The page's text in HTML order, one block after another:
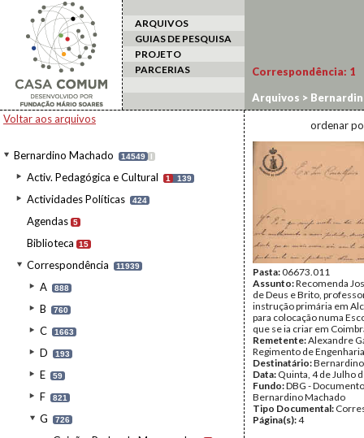
ARQUIVOS
GUIAS DE PESQUISA
PROJETO
PARCERIAS
Voltar aos arquivos
Bernardino Machado 14549 I
Activ. Pedagógica e Cultural 1 139
Actividades Políticas 424
Agendas 5
Biblioteca 15
Correspondência 11939
A 888
B 760
C 1663
D 193
E 59
F 821
G 726
Correspondência: 1
Arquivos >
ordenar
Pasta:06673.011
Assunto:Recomenda
de Deus e Brito,
instrução primária em
para colocação numa
que se ia criar em
Remetente:Alexandre
Regimento de Engenharia
Destinatário:
Data: Quinta, 4 de Julho
Fundo:DBG -
Bernardino Machado
Tipo Documental:
Página(s):4